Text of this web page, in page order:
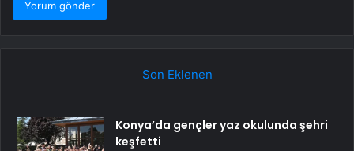
Son Eklenen
Konya’da gençler yaz okulunda şehri
keşfetti